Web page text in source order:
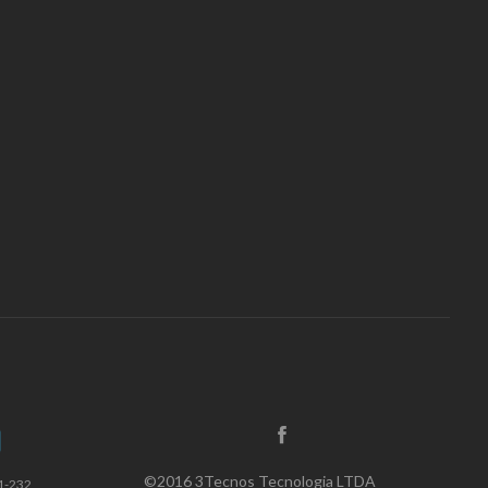
232 ©2016 3Tecnos Tecnologia LTDA